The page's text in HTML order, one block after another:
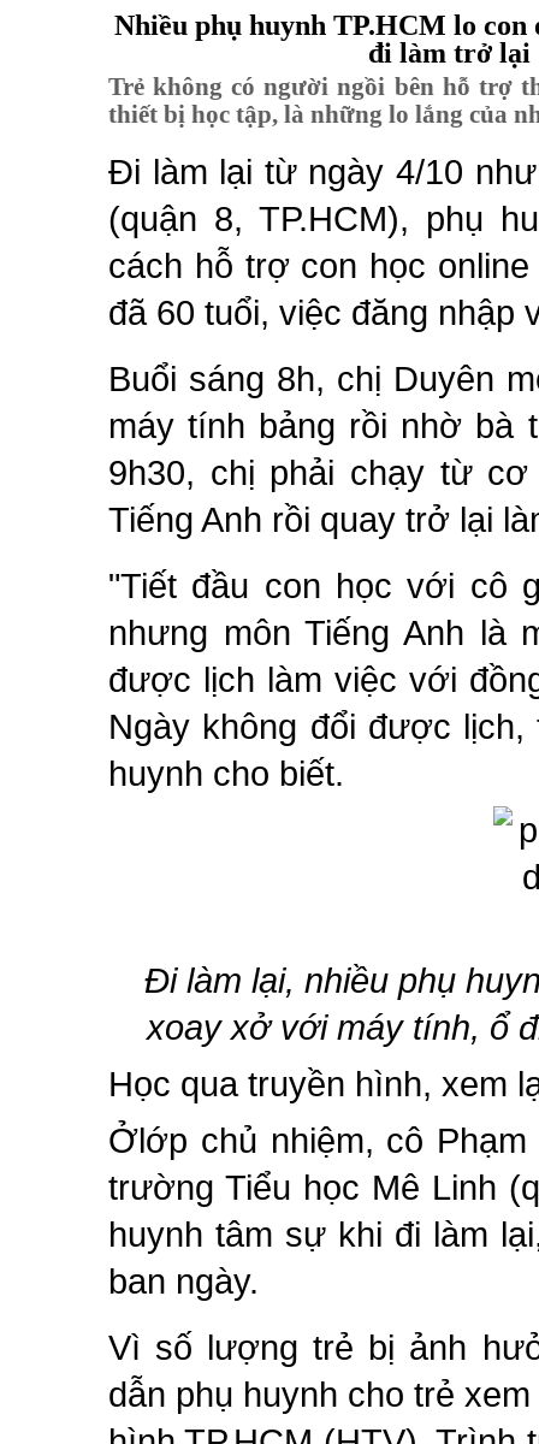
Nhiều phụ huynh TP.HCM lo con
đi làm trở lại
Trẻ không có người ngồi bên hỗ trợ
thiết bị học tập, là những lo lắng của
Đi làm lại từ ngày 4/10
(quận 8, TP.HCM), phụ
cách hỗ trợ con học
đã 60 tuổi, việc đăng nhập
Buổi sáng 8h, chị Duyên
máy tính bảng rồi nhờ bà
9h30, chị phải chạy từ
Tiếng Anh rồi quay trở lại
"Tiết đầu con học với cô
nhưng môn Tiếng Anh là
được lịch làm việc với
Ngày không đổi được
huynh cho biết.
Đi làm lại, nhiều phụ
xoay xở với máy tính, ổ
Học qua truyền hình, xem
Ởlớp chủ nhiệm, cô
trường Tiểu học Mê Linh
huynh tâm sự khi đi làm
ban ngày.
Vì số lượng trẻ bị ảnh
dẫn phụ huynh cho trẻ